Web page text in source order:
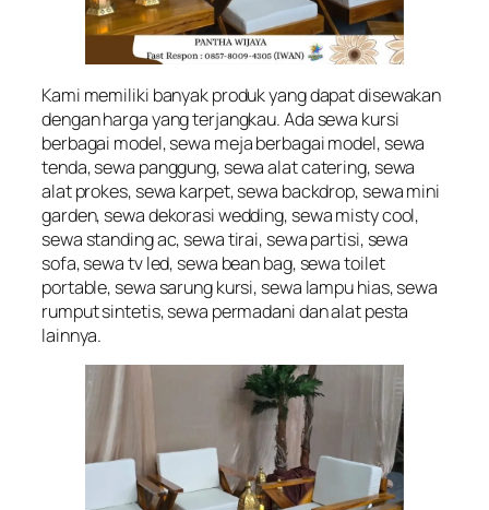
Kami memiliki banyak produk yang dapat disewakan
dengan harga yang terjangkau. Ada sewa kursi
berbagai model, sewa meja berbagai model, sewa
tenda, sewa panggung, sewa alat catering, sewa
alat prokes, sewa karpet, sewa backdrop, sewa mini
garden, sewa dekorasi wedding, sewa misty cool,
sewa standing ac, sewa tirai, sewa partisi, sewa
sofa, sewa tv led, sewa bean bag, sewa toilet
portable, sewa sarung kursi, sewa lampu hias, sewa
rumput sintetis, sewa permadani dan alat pesta
lainnya.